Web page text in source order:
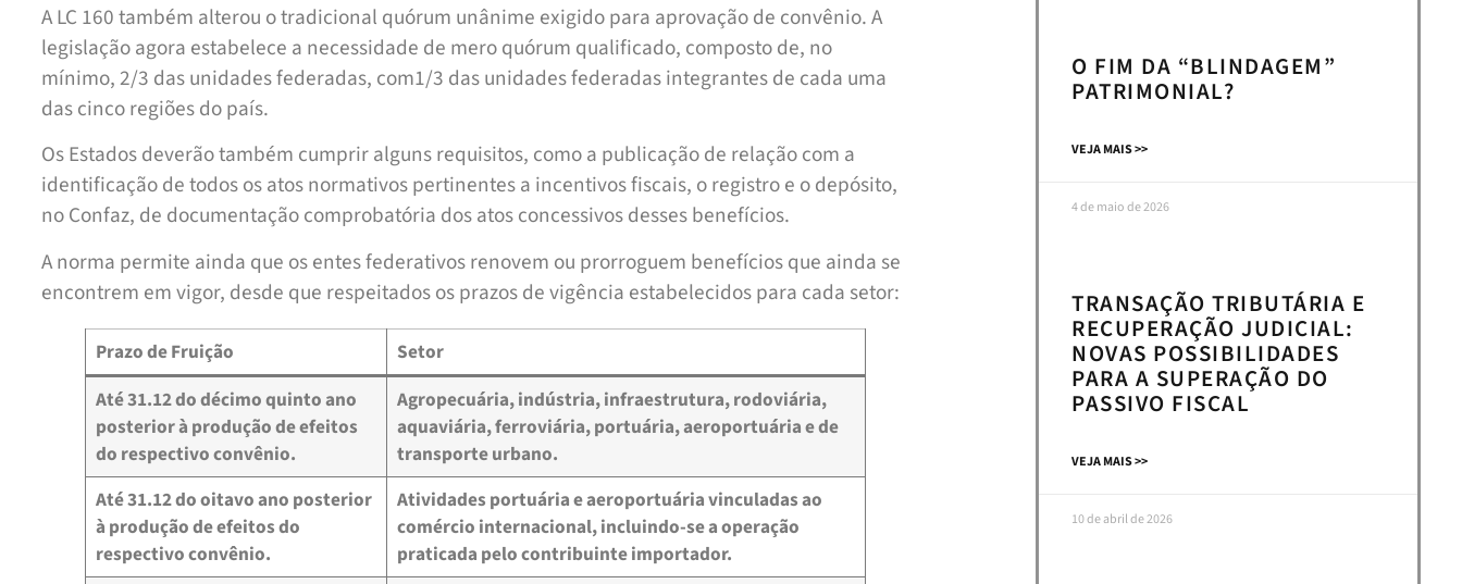
A LC 160 também alterou o tradicional quórum unânime exigido para aprovação de convênio. A
legislação agora estabelece a necessidade de mero quórum qualificado, composto de, no
mínimo, 2/3 das unidades federadas, com1/3 das unidades federadas integrantes de cada uma
das cinco regiões do país.
Os Estados deverão também cumprir alguns requisitos, como a publicação de relação com a
identificação de todos os atos normativos pertinentes a incentivos fiscais, o registro e o depósito,
no Confaz, de documentação comprobatória dos atos concessivos desses benefícios.
A norma permite ainda que os entes federativos renovem ou prorroguem benefícios que ainda se
encontrem em vigor, desde que respeitados os prazos de vigência estabelecidos para cada setor:
Prazo de Fruição
Setor
Até 31.12 do décimo quinto ano
posterior à produção de efeitos
do respectivo convênio.
Agropecuária, indústria, infraestrutura, rodoviária,
aquaviária, ferroviária, portuária, aeroportuária e de
transporte urbano.
Até 31.12 do oitavo ano posterior
à produção de efeitos do
respectivo convênio.
Atividades portuária e aeroportuária vinculadas ao
comércio internacional, incluindo-se a operação
praticada pelo contribuinte importador.
O FIM DA “BLINDAGEM”
PATRIMONIAL?
VEJA MAIS >>
4 de maio de 2026
TRANSAÇÃO TRIBUTÁRIA E
RECUPERAÇÃO JUDICIAL:
NOVAS POSSIBILIDADES
PARA A SUPERAÇÃO DO
PASSIVO FISCAL
VEJA MAIS >>
10 de abril de 2026